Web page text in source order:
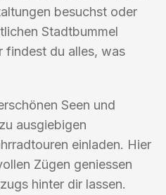
besuchst oder
Stadtbummel
findest du alles, was
Seen und
ausgiebigen
einladen. Hier
Zügen geniessen
hinter dir lassen.